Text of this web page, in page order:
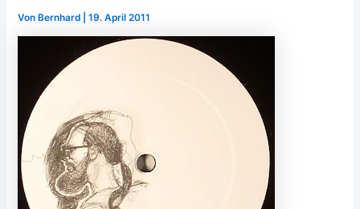
Von Bernhard |19. April 2011